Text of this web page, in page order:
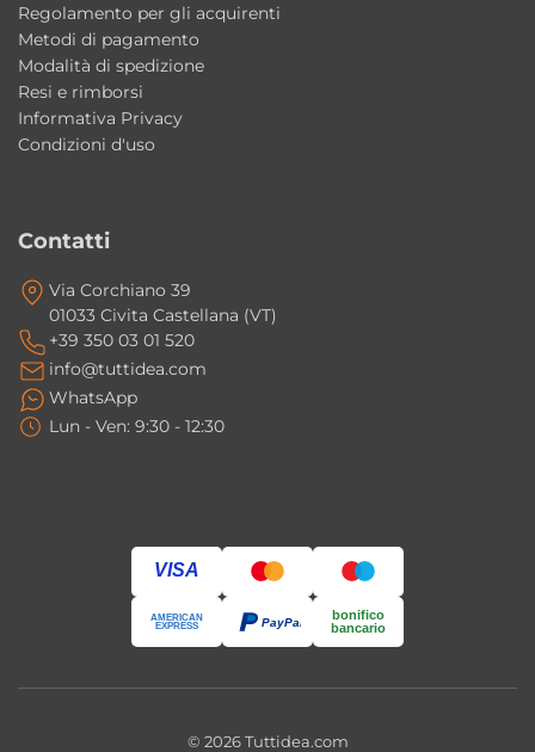
Regolamento per gli acquirenti
Metodi di pagamento
Modalità di spedizione
Resi e rimborsi
Informativa Privacy
Condizioni d'uso
Contatti
Via Corchiano 39
01033 Civita Castellana (VT)
+39 350 03 01 520
info@tuttidea.com
WhatsApp
Lun - Ven: 9:30 - 12:30
VISA
AMERICAN
EXPRESS PayPal
bonifico
bancario
© 2026 Tuttidea.com